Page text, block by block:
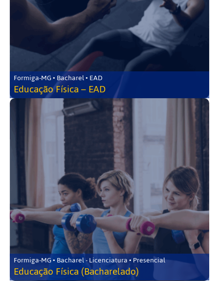
Formiga-MG • Bacharel • EAD
Educação Física – EAD
Formiga-MG • Bacharel - Licenciatura • Presencial
Educação Física (Bacharelado)